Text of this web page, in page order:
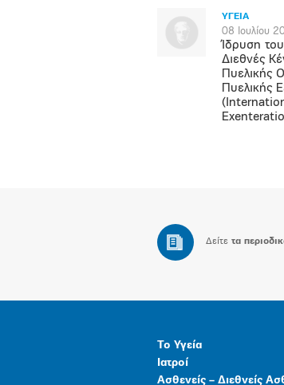
ΥΓΕΙΑ
08 Ιουλίου
Ίδρυση
Διεθνές
Πυελικής
Πυελικής
Δείτε τα
Το Υγεία
Ιατροί
Ασθενείς – Διεθνείς